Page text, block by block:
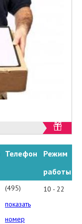
Телефон
Режим
работы
(495)
540-
58-
показать
номер
10 - 22